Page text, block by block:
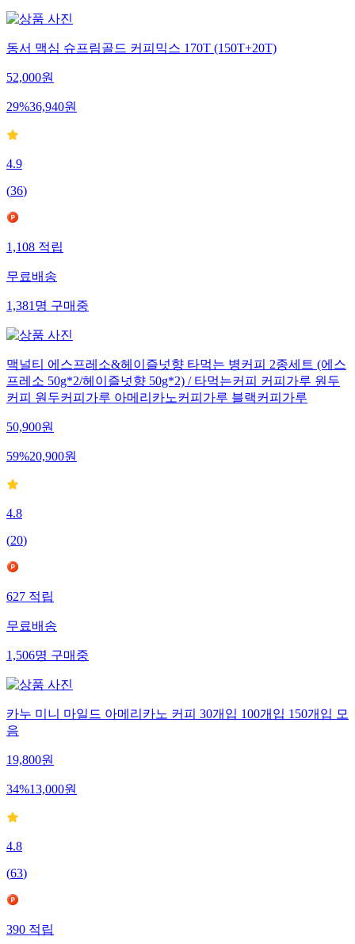
동서 맥심 슈프림골드 커피믹스 170T (150T+20T)
52,000원
29%36,940원
4.9
(36)
1,108적립
무료배송
1,381명구매중
맥널티 에스프레소&헤이즐넛향 타먹는 병커피 2종세트 (에스
프레소 50g*2/헤이즐넛향 50g*2) / 타먹는커피 커피가루 원두
커피 원두커피가루 아메리카노커피가루 블랙커피가루
50,900원
59%20,900원
4.8
(20)
627적립
무료배송
1,506명구매중
카누 미니 마일드 아메리카노 커피 30개입 100개입 150개입 모
음
19,800원
34%13,000원
4.8
(63)
390적립